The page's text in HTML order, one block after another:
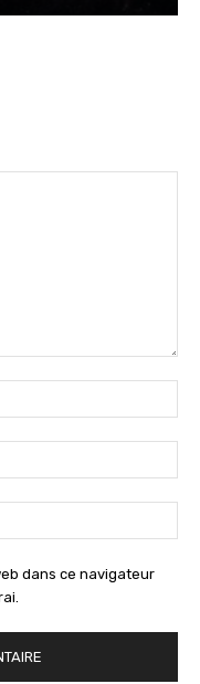
dans ce navigateur